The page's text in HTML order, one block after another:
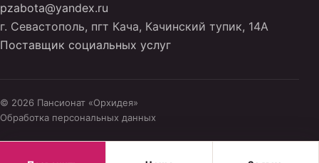
pzabota@yandex.ru
г. Севастополь, пгт Кача, Качинский тупик, 14А
Поставщик социальных услуг
© 2026 Пансионат «Орхидея»
Обработка персональных данных